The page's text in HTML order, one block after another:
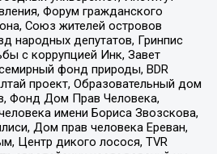
Форум гражданского
Союз жителей островов
народных депутатов, Гринпис
с коррупцией Инк, Завет
фонд природы, BDR
проект, Образовательный дом
Фонд Дом Прав Человека,
имени Бориса Звозскова,
Дом прав человека Ереван,
Центр дикого лосося, TVR